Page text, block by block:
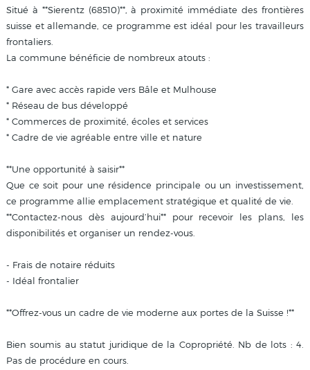
Situé à **Sierentz (68510)**, à proximité immédiate des frontières
suisse et allemande, ce programme est idéal pour les travailleurs
frontaliers.
La commune bénéficie de nombreux atouts :
* Gare avec accès rapide vers Bâle et Mulhouse
* Réseau de bus développé
* Commerces de proximité, écoles et services
* Cadre de vie agréable entre ville et nature
**Une opportunité à saisir**
Que ce soit pour une résidence principale ou un investissement,
ce programme allie emplacement stratégique et qualité de vie.
**Contactez-nous dès aujourd’hui** pour recevoir les plans, les
disponibilités et organiser un rendez-vous.
- Frais de notaire réduits
- Idéal frontalier
**Offrez-vous un cadre de vie moderne aux portes de la Suisse !**
Bien soumis au statut juridique de la Copropriété. Nb de lots : 4.
Pas de procédure en cours.